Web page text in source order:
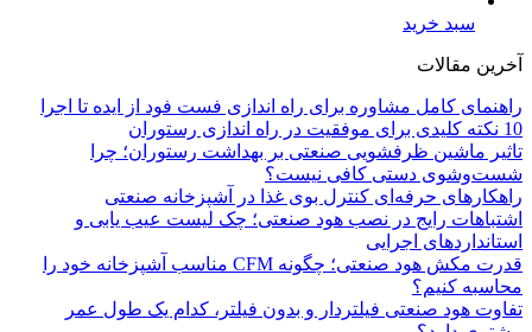
سبد خرید
آخرین مقالات
راهنمای کامل مشاوره برای راه اندازی فست فود از ایده تا اجرا
10 نکته کلیدی برای موفقیت در راه اندازی رستوران
تاثیر ماشین ظرفشویی صنعتی بر بهداشت رستوران؛ چرا
شست‌وشوی دستی کافی نیست؟
راهکارهای حرفه‌ای کنترل بوی غذا در آشپزخانه صنعتی
اشتباهات رایج در نصب هود صنعتی؛ چک لیست عیب یابی و
استانداردهای اجرایی
قدرت مکش هود صنعتی؛ چگونه CFM مناسب آشپزخانه خود را
محاسبه کنیم؟
تفاوت هود صنعتی فیلتردار و بدون فیلتر، کدام یک طول عمر